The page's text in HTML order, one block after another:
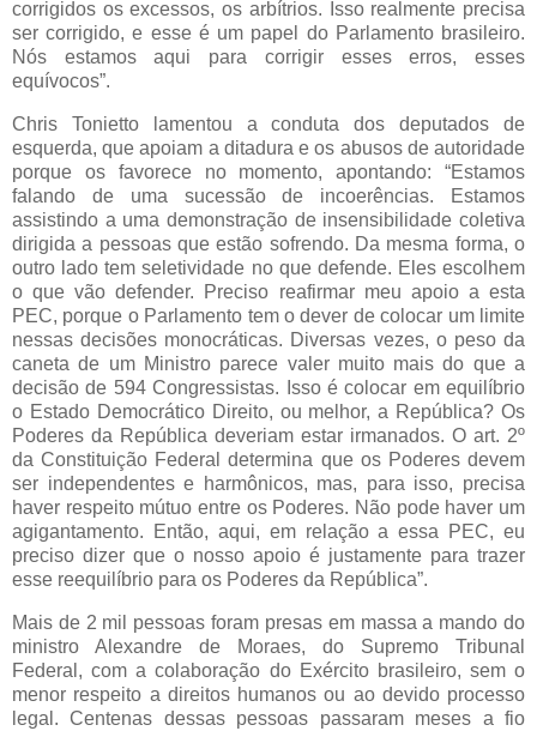
corrigidos os excessos, os arbítrios. Isso realmente precisa
ser corrigido, e esse é um papel do Parlamento brasileiro.
Nós estamos aqui para corrigir esses erros, esses
equívocos”.
Chris Tonietto lamentou a conduta dos deputados de
esquerda, que apoiam a ditadura e os abusos de autoridade
porque os favorece no momento, apontando: “Estamos
falando de uma sucessão de incoerências. Estamos
assistindo a uma demonstração de insensibilidade coletiva
dirigida a pessoas que estão sofrendo. Da mesma forma, o
outro lado tem seletividade no que defende. Eles escolhem
o que vão defender. Preciso reafirmar meu apoio a esta
PEC, porque o Parlamento tem o dever de colocar um limite
nessas decisões monocráticas. Diversas vezes, o peso da
caneta de um Ministro parece valer muito mais do que a
decisão de 594 Congressistas. Isso é colocar em equilíbrio
o Estado Democrático Direito, ou melhor, a República? Os
Poderes da República deveriam estar irmanados. O art. 2º
da Constituição Federal determina que os Poderes devem
ser independentes e harmônicos, mas, para isso, precisa
haver respeito mútuo entre os Poderes. Não pode haver um
agigantamento. Então, aqui, em relação a essa PEC, eu
preciso dizer que o nosso apoio é justamente para trazer
esse reequilíbrio para os Poderes da República”.
Mais de 2 mil pessoas foram presas em massa a mando do
ministro Alexandre de Moraes, do Supremo Tribunal
Federal, com a colaboração do Exército brasileiro, sem o
menor respeito a direitos humanos ou ao devido processo
legal. Centenas dessas pessoas passaram meses a fio